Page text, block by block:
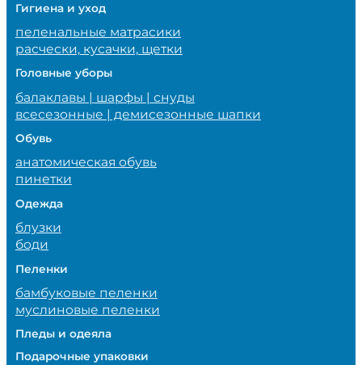
Гигиена и уход
пеленальные матрасики
расчески, кусачки, щетки
Головные уборы
балаклавы | шарфы | снуды
всесезонные | демисезонные шапки
Обувь
анатомическая обувь
пинетки
Одежда
блузки
боди
Пеленки
бамбуковые пеленки
муслиновые пеленки
Пледы и одеяла
Подарочные упаковки